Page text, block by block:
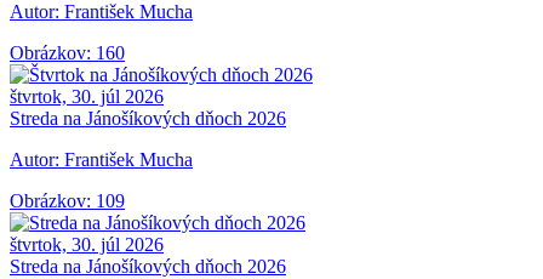
Autor: František Mucha
Obrázkov: 160
štvrtok, 30. júl 2026
Streda na Jánošíkových dňoch 2026
Autor: František Mucha
Obrázkov: 109
štvrtok, 30. júl 2026
Streda na Jánošíkových dňoch 2026